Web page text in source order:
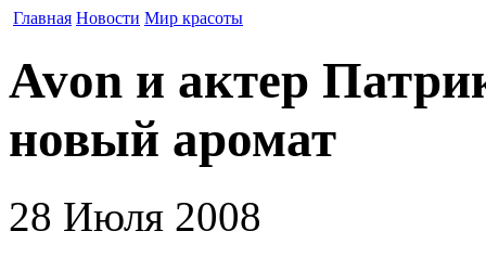
Главная Новости Мир красоты
Avon и актер
новый аромат
28 Июля 2008